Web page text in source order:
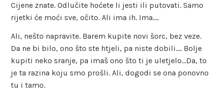
Cijene znate. Odlučite hoćete li jesti ili putovati. Samo
rijetki će moći sve, očito. Ali ima ih. Ima….
Ali, nešto napravite. Barem kupite novi šorc, bez veze.
Da ne bi bilo, ono što ste htjeli, pa niste dobili…. Bolje
kupiti neko sranje, pa imaš ono što ti je uletjelo…Da, to
je ta razina koju smo prošli. Ali, dogodi se ona ponovno
tu i tamo.